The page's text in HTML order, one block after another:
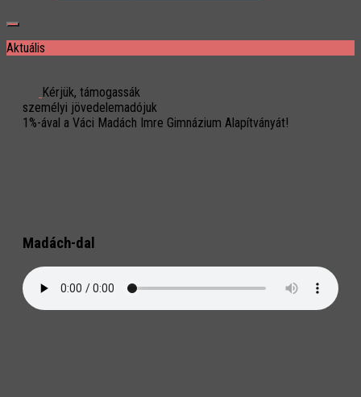
Aktuális
Kérjük, támogassák
személyi jövedelemadójuk
1%-ával a Váci Madách Imre Gimnázium Alapítványát!
Madách-dal